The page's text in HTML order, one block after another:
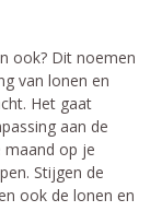
ook? Dit noemen
van lonen en
Het gaat
aan de
maand op je
Stijgen de
ook de lonen en